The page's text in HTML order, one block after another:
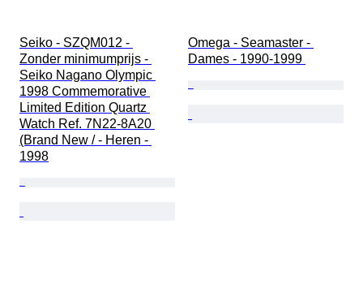
Seiko - SZQM012 -
Zonder minimumprijs -
Seiko Nagano Olympic
1998 Commemorative
Limited Edition Quartz
Watch Ref. 7N22-8A20
(Brand New / - Heren -
1998
Omega - Seamaster -
Dames - 1990-1999